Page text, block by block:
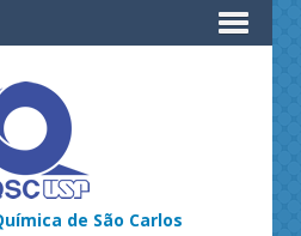
de São Carlos